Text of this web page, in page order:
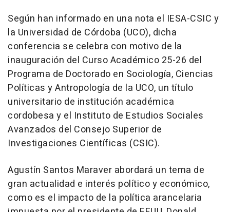
Según han informado en una nota el IESA-CSIC y
la Universidad de Córdoba (UCO), dicha
conferencia se celebra con motivo de la
inauguración del Curso Académico 25-26 del
Programa de Doctorado en Sociología, Ciencias
Políticas y Antropología de la UCO, un título
universitario de institución académica
cordobesa y el Instituto de Estudios Sociales
Avanzados del Consejo Superior de
Investigaciones Científicas (CSIC).
Agustín Santos Maraver abordará un tema de
gran actualidad e interés político y económico,
como es el impacto de la política arancelaria